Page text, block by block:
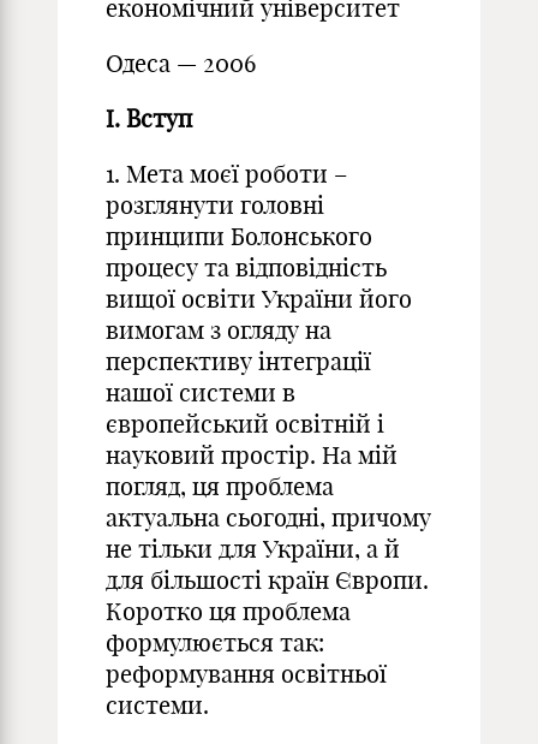
економічний університет
Одеса — 2006
I. Вступ
1. Мета моєї роботи –
розглянути головні
принципи Болонського
процесу та відповідність
вищої освіти України його
вимогам з огляду на
перспективу інтеграції
нашої системи в
європейський освітній і
науковий простір. На мій
погляд, ця проблема
актуальна сьогодні, причому
не тільки для України, а й
для більшості країн Європи.
Коротко ця проблема
формулюється так:
реформування освітньої
системи.